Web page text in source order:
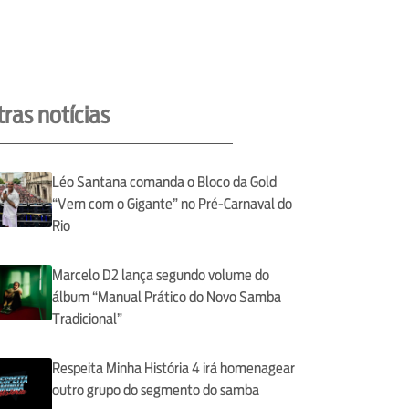
notícias
Léo Santana comanda o Bloco da Gold
“Vem com o Gigante” no Pré-Carnaval do
Rio
Marcelo D2 lança segundo volume do
álbum “Manual Prático do Novo Samba
Tradicional”
Respeita Minha História 4 irá homenagear
outro grupo do segmento do samba